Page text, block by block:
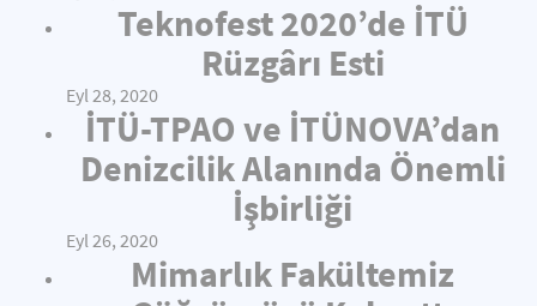
Teknofest 2020’de İTÜ
Rüzgârı Esti
Eyl 28, 2020
İTÜ-TPAO ve İTÜNOVA’dan
Denizcilik Alanında Önemli
İşbirliği
Eyl 26, 2020
Mimarlık Fakültemiz